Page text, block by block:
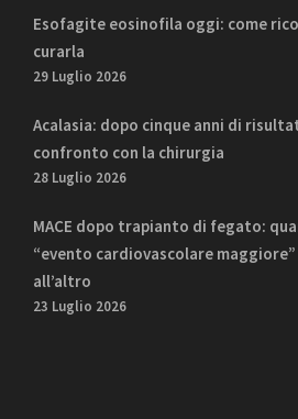
Esofagite eosinofila oggi: come
curarla
29 Luglio 2026
Acalasia: dopo cinque anni di
confronto con la chirurgia
28 Luglio 2026
MACE dopo trapianto di fegato:
“evento cardiovascolare
all’altro
23 Luglio 2026